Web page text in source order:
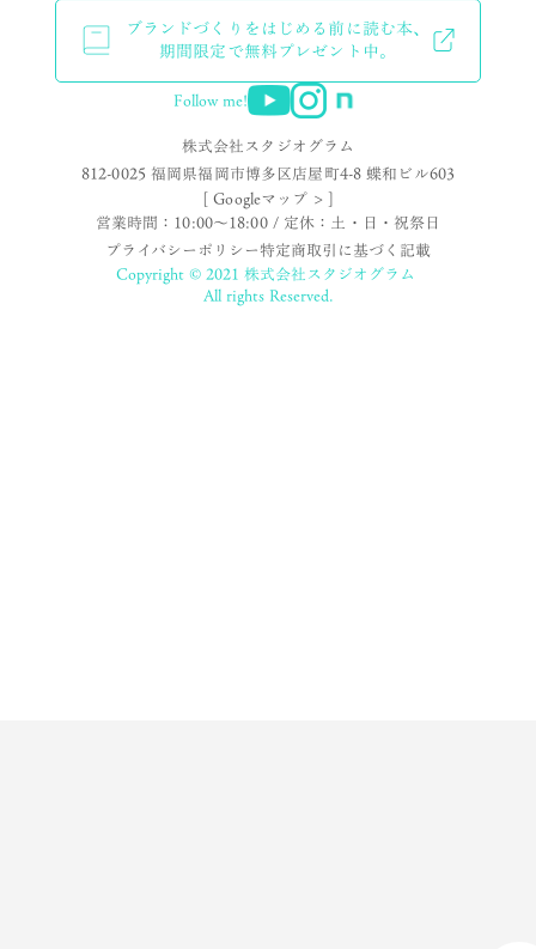
ブランドづくりをはじめる前に読む本、
期間限定で無料プレゼント中。
Follow me!
株式会社スタジオグラム
812-0025 福岡県福岡市博多区店屋町4-8 蝶和ビル603
[ Googleマップ > ]
営業時間：10:00〜18:00 / 定休：土・日・祝祭日
プライバシーポリシー特定商取引に基づく記載
Copyright © 2021 株式会社スタジオグラム
All rights Reserved.